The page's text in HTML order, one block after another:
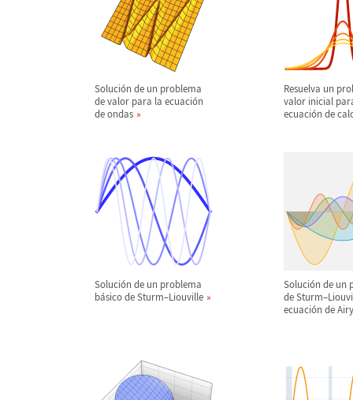
Solución de un problema
de valor para la ecuación
de ondas
Resuelva un
valor inicial
ecuación de
Solución de un problema
básico de Sturm–Liouville
Solución de un
de Sturm–
ecuación de Airy